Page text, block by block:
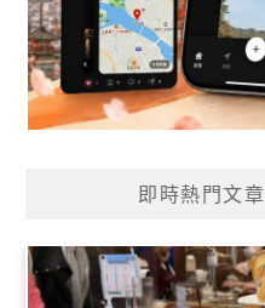
即時熱門文章